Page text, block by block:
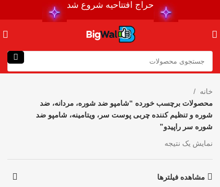
حراج افتتاحیه شروع شد
خانه
محصولات برچسب خورده “شامپو ضد شوره، مردانه، ضد
شوره و تنظیم کننده چربی پوست سر، ویتامینه، شامپو ضد
شوره سر راپیدو”
نمایش یک نتیجه
مشاهده فیلترها